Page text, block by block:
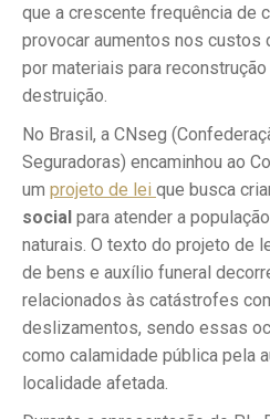
que a crescente frequência de
provocar aumentos nos custos
por materiais para
destruição.
No Brasil, a CNseg
Seguradoras) encaminhou ao
um projeto de lei que busca
social para atender a
naturais. O texto do projeto de
de bens e auxílio funeral
relacionados às catástrofes
deslizamentos, sendo essas
como calamidade pública pela
localidade afetada.